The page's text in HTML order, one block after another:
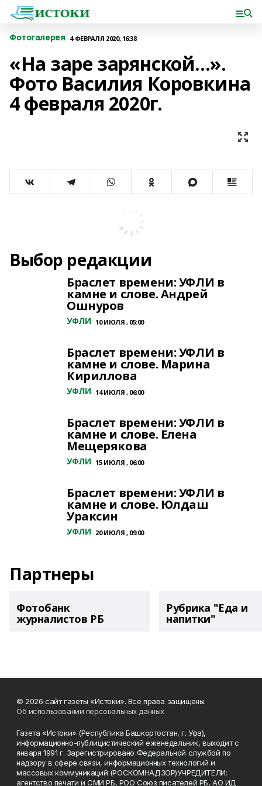
Фотогалерея 4 ФЕВРАЛЯ 2020, 16:38
«На заре зарянской...».
Фото Василия Коровкина
4 февраля 2020г.
Выбор редакции
Браслет времени: УФЛИ в
камне и слове. Андрей
Ошнуров
УФЛИ 10 ИЮЛЯ , 05:00
Браслет времени: УФЛИ в
камне и слове. Марина
Кириллова
УФЛИ 14 ИЮЛЯ , 06:00
Браслет времени: УФЛИ в
камне и слове. Елена
Мещерякова
УФЛИ 15 ИЮЛЯ , 06:00
Браслет времени: УФЛИ в
камне и слове. Юлдаш
Ураксин
УФЛИ 20 ИЮЛЯ , 09:00
Партнеры
Фотобанк
журналистов РБ
Рубрика "Еда и
напитки"
© 2026 сайт газеты «Истоки». Все права защищены.
Об использовании персональных данных
Газета «Истоки» (Республика Башкортостан, г. Уфа),
информационно-публицистический еженедельник, выходит с
января 1991 г. Зарегистрировано Федеральной службой по
надзору в сфере связи, информационных технологий и
массовых коммуникаций (РОСКОМНАДЗОР)УЧРЕДИТЕЛИ:
агентство печати и СМИ РБ, РОО Союз писателей РБ, АО ИД